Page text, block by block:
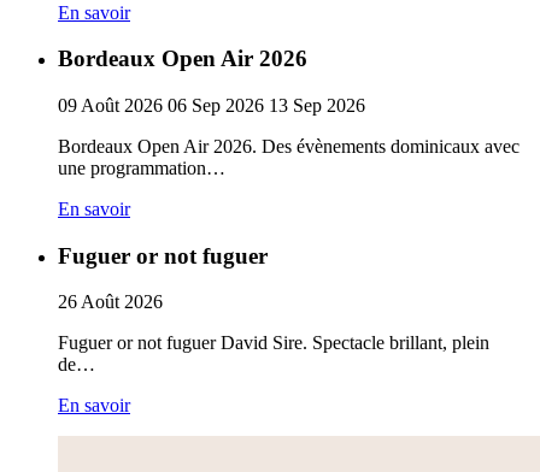
En savoir
Bordeaux Open Air 2026
09 Août 2026 06 Sep 2026 13 Sep 2026
Bordeaux Open Air 2026. Des évènements dominicaux avec
une programmation…
En savoir
Fuguer or not fuguer
26Août 2026
Fuguer or not fuguer David Sire. Spectacle brillant, plein
de…
En savoir